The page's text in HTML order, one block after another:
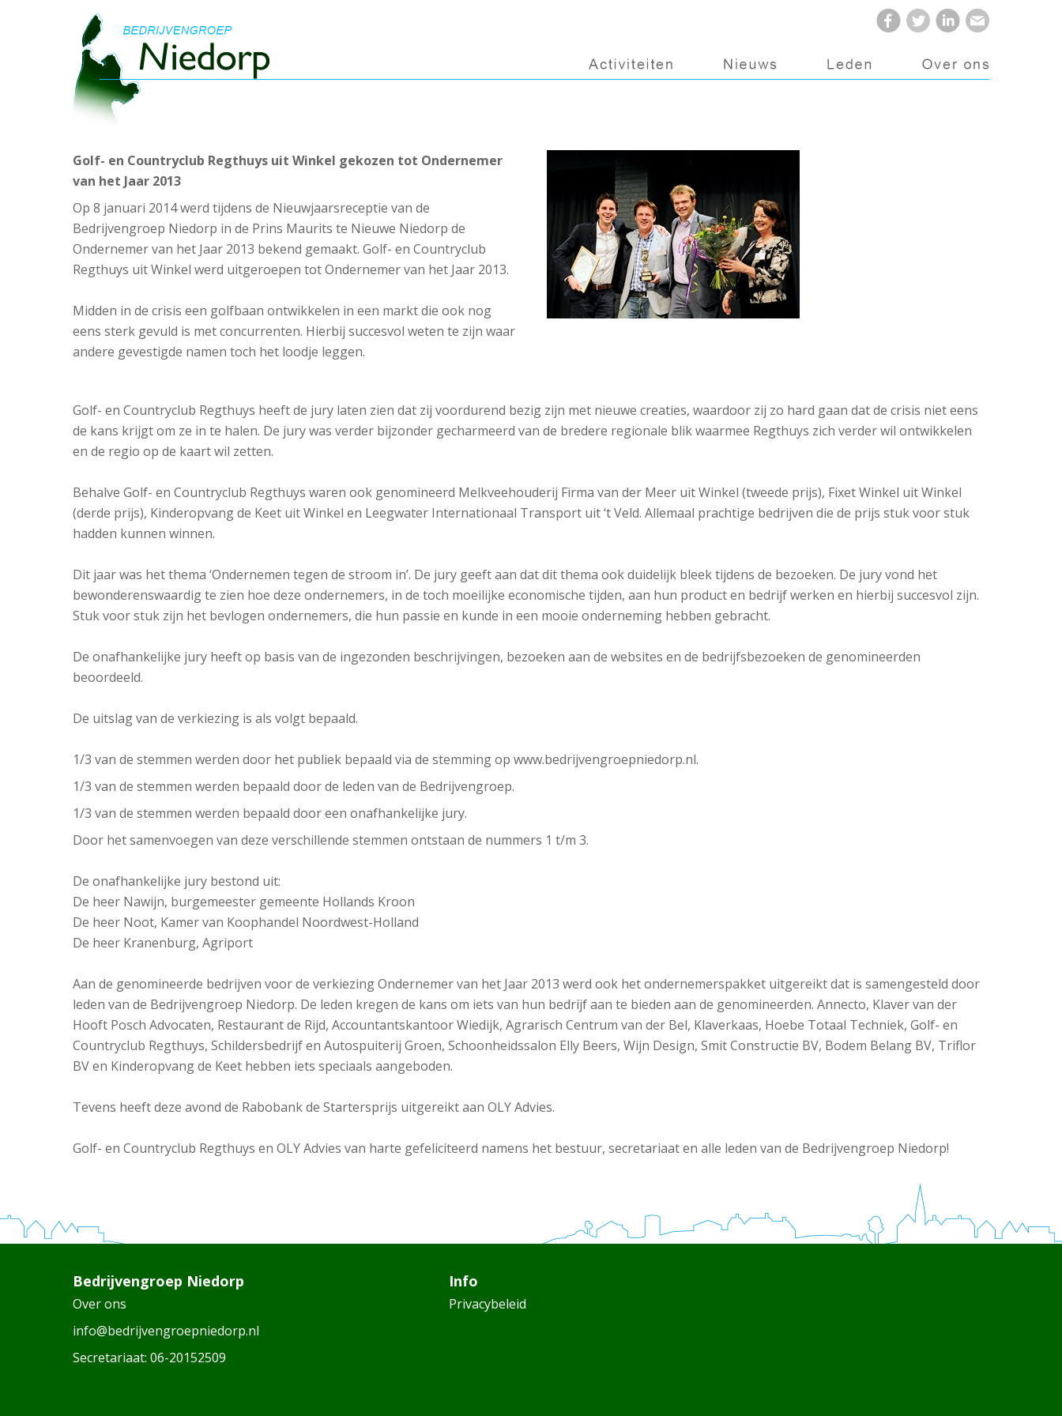
Golf- en Countryclub Regthuys uit Winkel gekozen tot Ondernemer
van het Jaar 2013
Op 8 januari 2014 werd tijdens de Nieuwjaarsreceptie van de
Bedrijvengroep Niedorp in de Prins Maurits te Nieuwe Niedorp de
Ondernemer van het Jaar 2013 bekend gemaakt. Golf- en Countryclub
Regthuys uit Winkel werd uitgeroepen tot Ondernemer van het Jaar 2013.
Midden in de crisis een golfbaan ontwikkelen in een markt die ook nog
eens sterk gevuld is met concurrenten. Hierbij succesvol weten te zijn waar
andere gevestigde namen toch het loodje leggen.
Golf- en Countryclub Regthuys heeft de jury laten zien dat zij voordurend bezig zijn met nieuwe creaties, waardoor zij zo hard gaan dat de crisis niet eens
de kans krijgt om ze in te halen. De jury was verder bijzonder gecharmeerd van de bredere regionale blik waarmee Regthuys zich verder wil ontwikkelen
en de regio op de kaart wil zetten.
Behalve Golf- en Countryclub Regthuys waren ook genomineerd Melkveehouderij Firma van der Meer uit Winkel (tweede prijs), Fixet Winkel uit Winkel
(derde prijs), Kinderopvang de Keet uit Winkel en Leegwater Internationaal Transport uit ‘t Veld. Allemaal prachtige bedrijven die de prijs stuk voor stuk
hadden kunnen winnen.
Dit jaar was het thema ‘Ondernemen tegen de stroom in’. De jury geeft aan dat dit thema ook duidelijk bleek tijdens de bezoeken. De jury vond het
bewonderenswaardig te zien hoe deze ondernemers, in de toch moeilijke economische tijden, aan hun product en bedrijf werken en hierbij succesvol zijn.
Stuk voor stuk zijn het bevlogen ondernemers, die hun passie en kunde in een mooie onderneming hebben gebracht.
De onafhankelijke jury heeft op basis van de ingezonden beschrijvingen, bezoeken aan de websites en de bedrijfsbezoeken de genomineerden
beoordeeld.
De uitslag van de verkiezing is als volgt bepaald.
1/3 van de stemmen werden door het publiek bepaald via de stemming op www.bedrijvengroepniedorp.nl.
1/3 van de stemmen werden bepaald door de leden van de Bedrijvengroep.
1/3 van de stemmen werden bepaald door een onafhankelijke jury.
Door het samenvoegen van deze verschillende stemmen ontstaan de nummers 1 t/m 3.
De onafhankelijke jury bestond uit:
De heer Nawijn, burgemeester gemeente Hollands Kroon
De heer Noot, Kamer van Koophandel Noordwest-Holland
De heer Kranenburg, Agriport
Aan de genomineerde bedrijven voor de verkiezing Ondernemer van het Jaar 2013 werd ook het ondernemerspakket uitgereikt dat is samengesteld door
leden van de Bedrijvengroep Niedorp. De leden kregen de kans om iets van hun bedrijf aan te bieden aan de genomineerden. Annecto, Klaver van der
Hooft Posch Advocaten, Restaurant de Rijd, Accountantskantoor Wiedijk, Agrarisch Centrum van der Bel, Klaverkaas, Hoebe Totaal Techniek, Golf- en
Countryclub Regthuys, Schildersbedrijf en Autospuiterij Groen, Schoonheidssalon Elly Beers, Wijn Design, Smit Constructie BV, Bodem Belang BV, Triflor
BV en Kinderopvang de Keet hebben iets speciaals aangeboden.
Tevens heeft deze avond de Rabobank de Startersprijs uitgereikt aan OLY Advies.
Golf- en Countryclub Regthuys en OLY Advies van harte gefeliciteerd namens het bestuur, secretariaat en alle leden van de Bedrijvengroep Niedorp!
Bedrijvengroep Niedorp
Over ons
info@bedrijvengroepniedorp.nl
Secretariaat: 06-20152509
Info
Privacybeleid